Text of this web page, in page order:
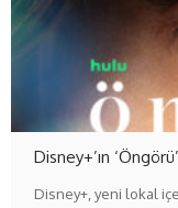
Disney+’ın
Disney+, yeni lokal